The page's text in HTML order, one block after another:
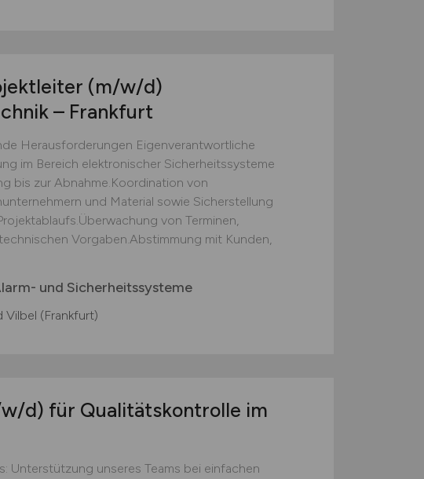
(m/w/d)
– Frankfurt
Herausforderungen Eigenverantwortliche
im Bereich elektronischer Sicherheitssysteme
bis zur Abnahme.Koordination von
und Material sowie Sicherstellung
von Terminen,
Vorgaben.Abstimmung mit Kunden,
und Sicherheitssysteme
Vilbel (Frankfurt)
d) für Qualitätskontrolle im
Unterstützung unseres Teams bei einfachen